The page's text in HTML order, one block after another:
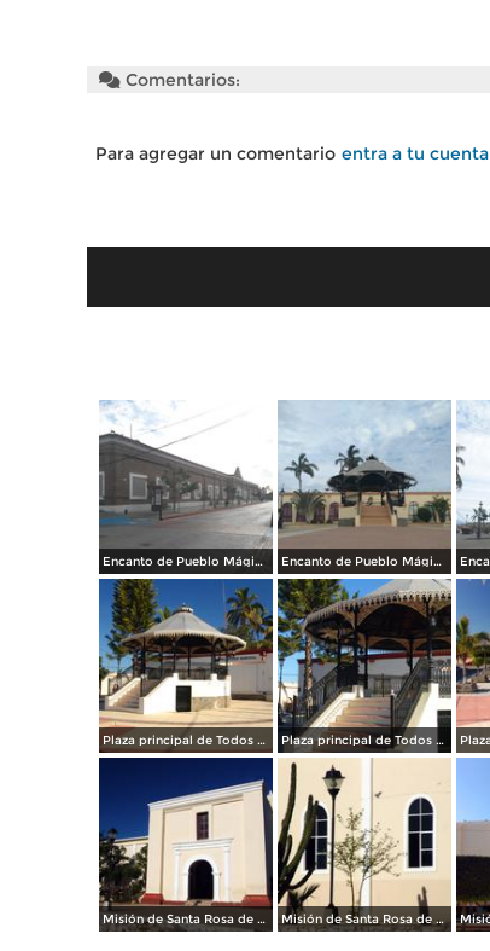
Comentarios:
Para agregar un comentario entra a tu cuenta
Encanto de Pueblo Mágico Encanto de Pueblo Mágico
Plaza principal de Todos Santos Plaza principal de Todos Santos
Misión de Santa Rosa de Todos Santos Misión de Santa Rosa de Todos Santos